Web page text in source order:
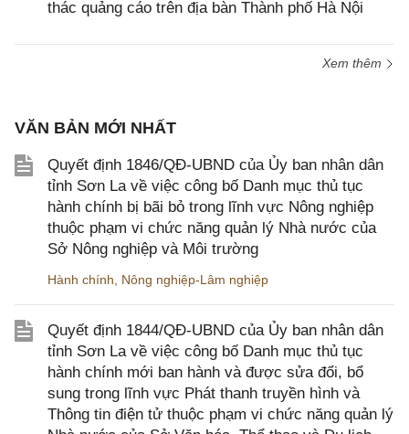
thác quảng cáo trên địa bàn Thành phố Hà Nội
Xem thêm
VĂN BẢN MỚI NHẤT
Quyết định 1846/QĐ-UBND của Ủy ban nhân dân
tỉnh Sơn La về việc công bố Danh mục thủ tục
hành chính bị bãi bỏ trong lĩnh vực Nông nghiệp
thuộc phạm vi chức năng quản lý Nhà nước của
Sở Nông nghiệp và Môi trường
Hành chính Nông nghiệp-Lâm nghiệp
Quyết định 1844/QĐ-UBND của Ủy ban nhân dân
tỉnh Sơn La về việc công bố Danh mục thủ tục
hành chính mới ban hành và được sửa đổi, bổ
sung trong lĩnh vực Phát thanh truyền hình và
Thông tin điện tử thuộc phạm vi chức năng quản lý